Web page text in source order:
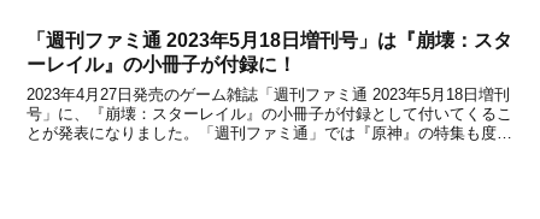
「週刊ファミ通 2023年5月18日増刊号」は『崩壊：スタ
ーレイル』の小冊子が付録に！
2023年4月27日発売のゲーム雑誌「週刊ファミ通 2023年5月18日増刊
号」に、『崩壊：スターレイル』の小冊子が付録として付いてくるこ
とが発表になりました。「週刊ファミ通」では『原神』の特集も度々